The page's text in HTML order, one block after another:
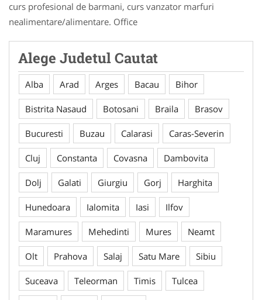
curs profesional de barmani, curs vanzator marfuri
nealimentare/alimentare. Office
Alege Judetul Cautat
Alba Arad Arges Bacau Bihor
Bistrita Nasaud Botosani Braila Brasov
Bucuresti Buzau Calarasi Caras-Severin
Cluj Constanta Covasna Dambovita
Dolj Galati Giurgiu Gorj Harghita
Hunedoara Ialomita Iasi Ilfov
Maramures Mehedinti Mures Neamt
Olt Prahova Salaj Satu Mare Sibiu
Suceava Teleorman Timis Tulcea